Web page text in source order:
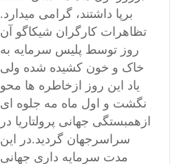
برپا داشتند، گرامی میدارد.
تظاهرات کارگران شیکاگو آن
روز توسط پلیس سرمایه به
خاک و خون کشیده شده ولی
یاد این روز ازخاطره ها محو
نگشت و اول ماه مه جلوه ای
ازهمبستگی جهانی پرولتاریا در
سراسرجهان گردید.در این
مدت سرمایه داری جهانی